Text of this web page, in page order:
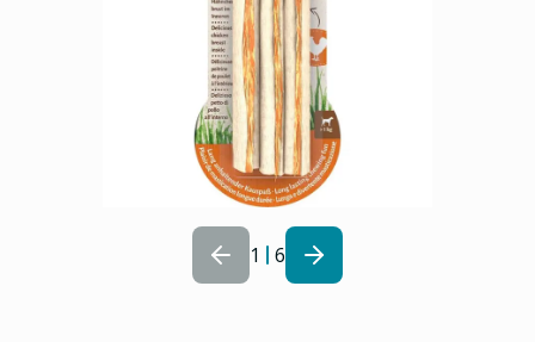
1 6